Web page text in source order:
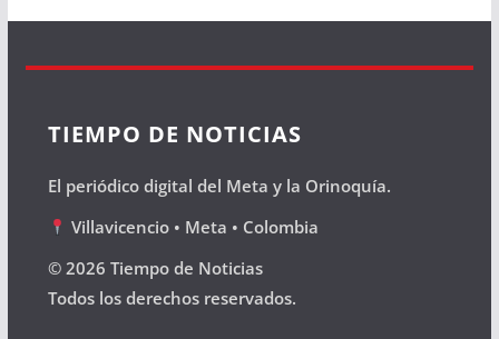
TIEMPO DE NOTICIAS
El periódico digital del Meta y la Orinoquía.
Villavicencio • Meta • Colombia
© 2026 Tiempo de Noticias
Todos los derechos reservados.